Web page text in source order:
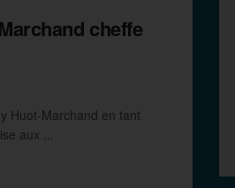
cheffe
Huot-Marchand en tant
aux ...